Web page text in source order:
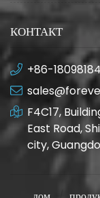
КОНТАКТ
+86-
F4C17,
East Road,
city,